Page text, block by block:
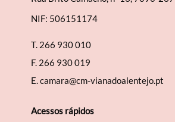
NIF: 506151174
T. 266 930 010
F. 266 930 019
E.camara@cm-vianadoalentejo.pt
Acessos rápidos